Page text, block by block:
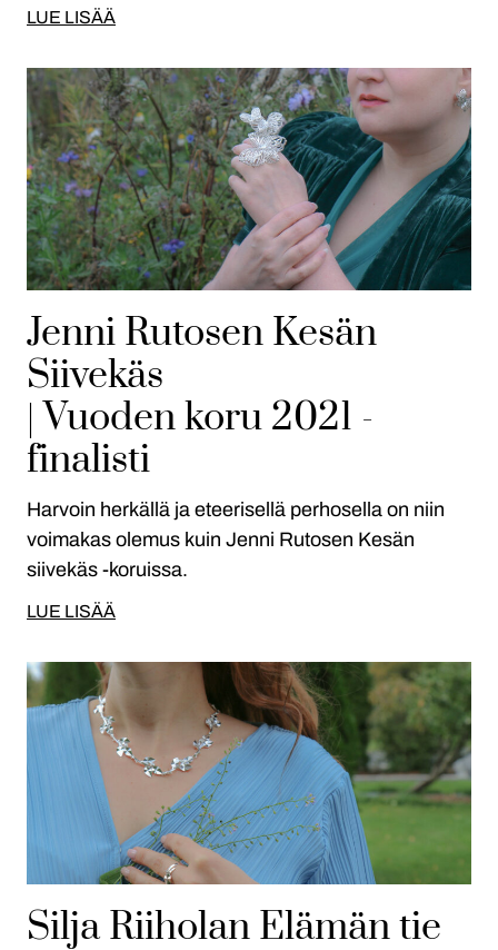
LUE LISÄÄ
Jenni Rutosen Kesän
Siivekäs
| Vuoden koru 2021 -
finalisti
Harvoin herkällä ja eteerisellä perhosella on niin
voimakas olemus kuin Jenni Rutosen Kesän
siivekäs -koruissa.
LUE LISÄÄ
Silja Riiholan Elämän tie